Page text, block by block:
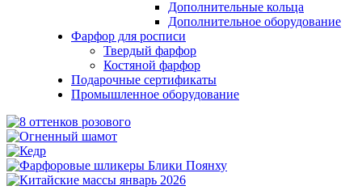
Дополнительные кольца
Дополнительное оборудование
Фарфор для росписи
Твердый фарфор
Костяной фарфор
Подарочные сертификаты
Промышленное оборудование